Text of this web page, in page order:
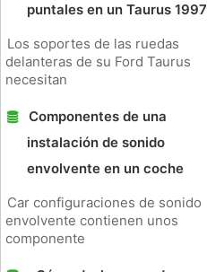
puntales en un Taurus 1997
Los soportes de las ruedas
delanteras de su Ford Taurus
necesitan
Componentes de una
instalación de sonido
envolvente en un coche
Car configuraciones de sonido
envolvente contienen unos
componente